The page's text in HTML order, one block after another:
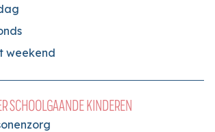
weekend
SCHOOLGAANDE KINDEREN